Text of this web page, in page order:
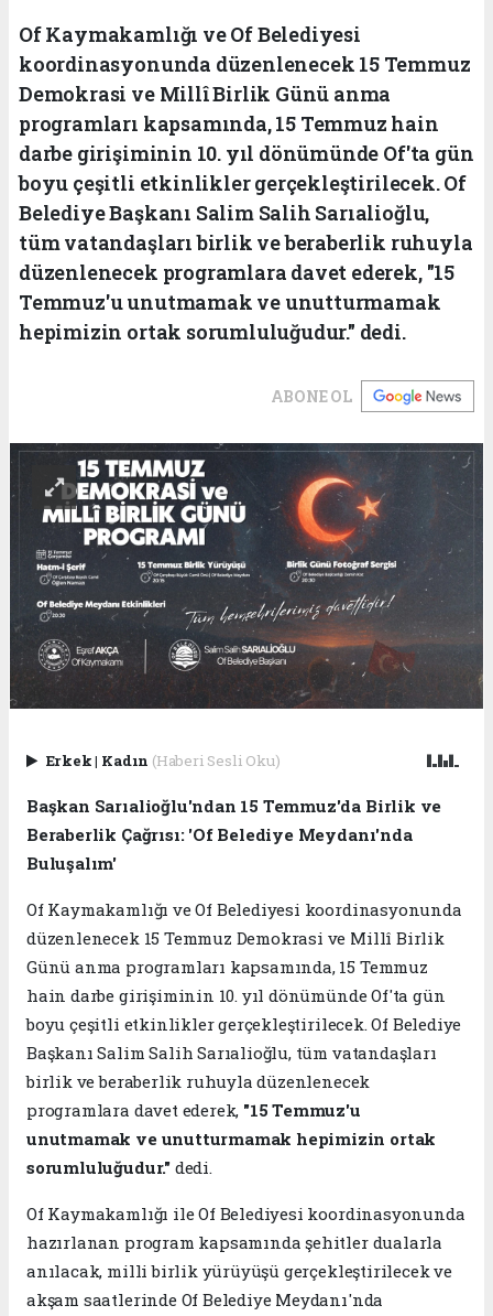
Of Kaymakamlığı ve Of Belediyesi
koordinasyonunda düzenlenecek 15 Temmuz
Demokrasi ve Millî Birlik Günü anma
programları kapsamında, 15 Temmuz hain
darbe girişiminin 10. yıl dönümünde Of'ta gün
boyu çeşitli etkinlikler gerçekleştirilecek. Of
Belediye Başkanı Salim Salih Sarıalioğlu,
tüm vatandaşları birlik ve beraberlik ruhuyla
düzenlenecek programlara davet ederek, "15
Temmuz'u unutmamak ve unutturmamak
hepimizin ortak sorumluluğudur." dedi.
ABONE OL
Erkek| Kadın (Haberi Sesli Oku)
Başkan Sarıalioğlu'ndan 15 Temmuz'da Birlik ve
Beraberlik Çağrısı: 'Of Belediye Meydanı'nda
Buluşalım'
Of Kaymakamlığı ve Of Belediyesi koordinasyonunda
düzenlenecek 15 Temmuz Demokrasi ve Millî Birlik
Günü anma programları kapsamında, 15 Temmuz
hain darbe girişiminin 10. yıl dönümünde Of'ta gün
boyu çeşitli etkinlikler gerçekleştirilecek. Of Belediye
Başkanı Salim Salih Sarıalioğlu, tüm vatandaşları
birlik ve beraberlik ruhuyla düzenlenecek
programlara davet ederek, "15 Temmuz'u
unutmamak ve unutturmamak hepimizin ortak
sorumluluğudur." dedi.
Of Kaymakamlığı ile Of Belediyesi koordinasyonunda
hazırlanan program kapsamında şehitler dualarla
anılacak, milli birlik yürüyüşü gerçekleştirilecek ve
akşam saatlerinde Of Belediye Meydanı'nda